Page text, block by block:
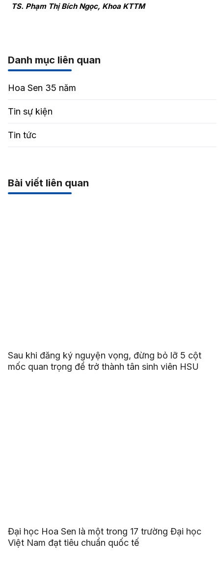
TS. Phạm Thị Bích Ngọc, Khoa KTTM
Danh mục liên quan
Hoa Sen 35 năm
Tin sự kiện
Tin tức
Bài viết liên quan
Sau khi đăng ký nguyện vọng, đừng bỏ lỡ 5 cột
mốc quan trọng để trở thành tân sinh viên HSU
Đại học Hoa Sen là một trong 17 trường Đại học
Việt Nam đạt tiêu chuẩn quốc tế